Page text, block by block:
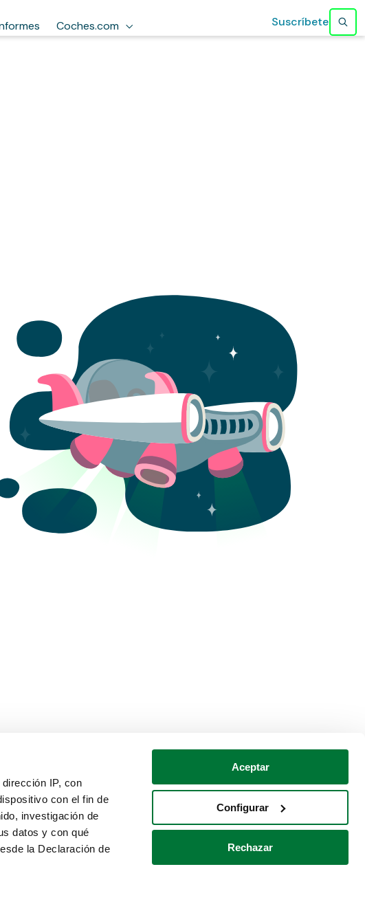
IP, con
con el fin de
investigación de
datos y con qué
la Declaración de
Aceptar
Configurar
Rechazar
Coches.com Suscríbete